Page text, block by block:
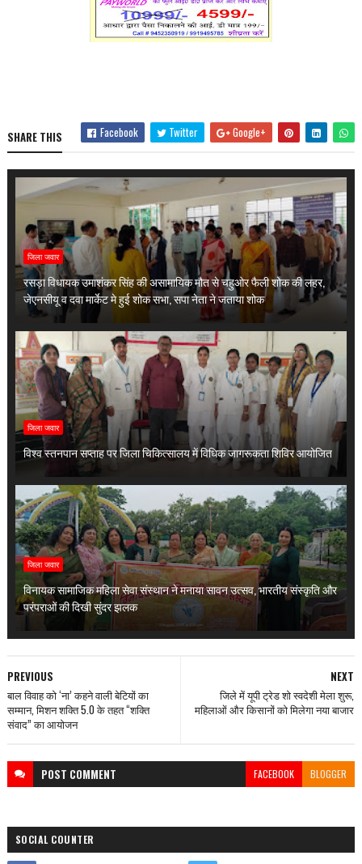
SHARE THIS Facebook Twitter Google+
जिला जवार
रसड़ा विधायक उमाशंकर सिंह की असामायिक मौत से चहुओर फैली शोक की लहर,
जेएनसीयू व दवा मार्केट मे हुई शोक सभा, सपा नेता ने जताया शोक
जिला जवार
विश्व स्तनपान सप्ताह पर जिला चिकित्सालय में विधिक जागरूकता शिविर आयोजित
जिला जवार
विनायक सामाजिक महिला सेवा संस्थान ने मनाया सावन उत्सव, भारतीय संस्कृति और
परंपराओं की दिखी सुंदर झलक
NEXT
जिले में यूपी ट्रेड शो स्वदेशी मेला शुरू,
महिलाओं और किसानों को मिलेगा नया बाजार
PREVIOUS
बाल विवाह को ‘ना’ कहने वाली बेटियों का
सम्मान, मिशन शक्ति 5.0 के तहत “शक्ति
संवाद” का आयोजन
POST COMMENT FACEBOOK BLOGGER
SOCIAL COUNTER